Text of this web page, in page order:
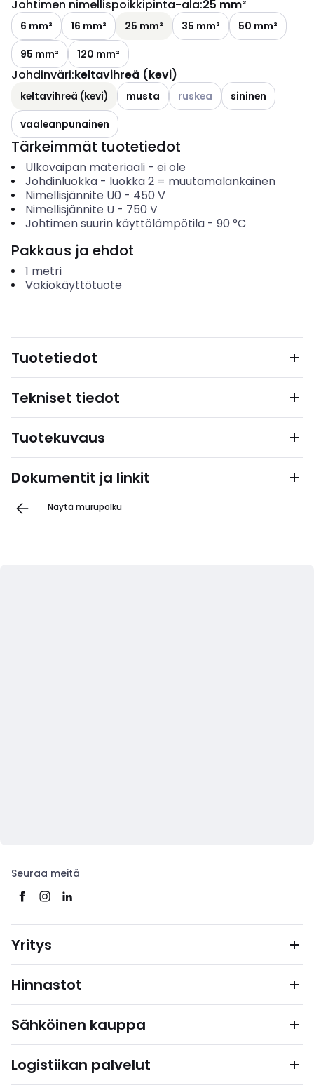
Johtimen nimellispoikkipinta-ala:25 mm²
6 mm² 16 mm² 25 mm² 35 mm²
50 mm²
95 mm²
120 mm²
Johdinväri:keltavihreä (kevi)
keltavihreä (kevi) musta Katso käytettävissä olevat
ruskea
sininen
vaaleanpunainen
Tärkeimmät tuotetiedot
Ulkovaipan materiaali- ei ole
Johdinluokka- luokka 2 = muutamalankainen
Nimellisjännite U0 - 450 V
Nimellisjännite U- 750 V
Johtimen suurin käyttölämpötila- 90 °C
Pakkaus ja ehdot
1 metri
Vakiokäyttötuote
Tuotetiedot
Tekniset tiedot
Tuotekuvaus
Dokumentit ja linkit
Näytä murupolku
Seuraa meitä
Yritys
Hinnastot
Sähköinen kauppa
Logistiikan palvelut